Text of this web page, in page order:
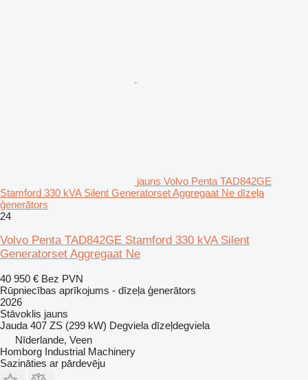
jauns Volvo Penta TAD842GE
Stamford 330 kVA Silent Generatorset Aggregaat Ne dīzeļa
ģenerātors
24
Volvo Penta TAD842GE Stamford 330 kVA Silent
Generatorset Aggregaat Ne
40 950 € Bez PVN
Rūpniecības aprīkojums - dīzeļa ģenerātors
2026
Stāvoklis jauns
Jauda 407 ZS (299 kW) Degviela dīzeļdegviela
Nīderlande, Veen
Homborg Industrial Machinery
Sazināties ar pārdevēju